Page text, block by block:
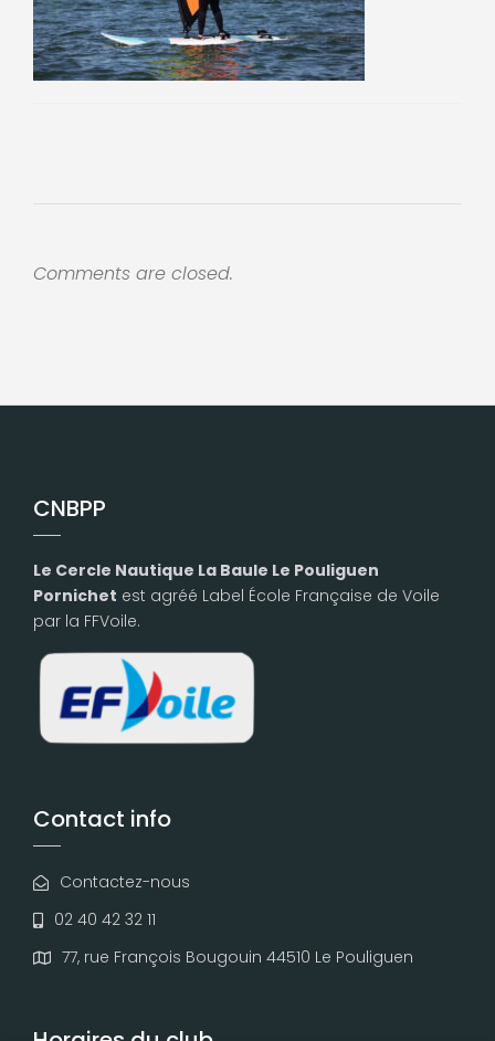
Comments are closed.
CNBPP
Le Cercle Nautique La Baule Le Pouliguen
Pornichet est agréé Label École Française de Voile
par la FFVoile.
Contact info
Contactez-nous
02 40 42 32 11
77, rue François Bougouin 44510 Le Pouliguen